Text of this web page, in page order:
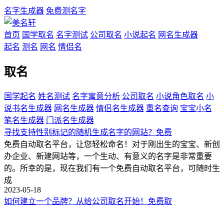
名字生成器 免费测名字
首页 国学取名 名字测试 公司取名 小说起名 网名生成器
起名 测名 网名 情侣名
取名
国学起名 姓名测试 名字寓意分析 公司取名 小说角色取名 小
说书名生成器 网名生成器 情侣名生成器 重名查询 宝宝小名
笔名生成器 门派名生成器
寻找支持性别标记的随机生成名字的网站？免费
免费自动取名平台，让您轻松命名！对于刚出生的宝宝、新创
办企业、新建网站等，一个生动、有意义的名字是非常重要
的。所幸的是，现在我们有一个免费自动取名平台，可随时生
成
2023-05-18
如何建立一个品牌？从给公司取名开始！免费取